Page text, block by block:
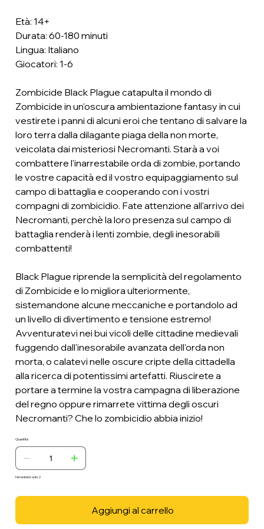
Età: 14+
Durata: 60-180 minuti
Lingua: Italiano
Giocatori: 1-6
Zombicide Black Plague catapulta il mondo di
Zombicide in un'oscura ambientazione fantasy in cui
vestirete i panni di alcuni eroi che tentano di salvare la
loro terra dalla dilagante piaga della non morte,
veicolata dai misteriosi Necromanti. Starà a voi
combattere l'inarrestabile orda di zombie, portando
le vostre capacità ed il vostro equipaggiamento sul
campo di battaglia e cooperando con i vostri
compagni di zombicidio. Fate attenzione all'arrivo dei
Necromanti, perchè la loro presenza sul campo di
battaglia renderà i lenti zombie, degli inesorabili
combattenti!
Black Plague riprende la semplicità del regolamento
di Zombicide e lo migliora ulteriormente,
sistemandone alcune meccaniche e portandolo ad
un livello di divertimento e tensione estremo!
Avventuratevi nei bui vicoli delle cittadine medievali
fuggendo dall'inesorabile avanzata dell'orda non
morta, o calatevi nelle oscure cripte della cittadella
alla ricerca di potentissimi artefatti. Riuscirete a
portare a termine la vostra campagna di liberazione
del regno oppure rimarrete vittima degli oscuri
Necromanti? Che lo zombicidio abbia inizio!
Quantità
Ne restano solo: 2
Aggiungi al carrello